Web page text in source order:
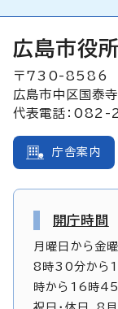
広島市役所
〒730-8586
広島市中区国泰
代表電話：
庁舎案内
開庁時間
月曜日から金曜
8時30分から
時から16時45